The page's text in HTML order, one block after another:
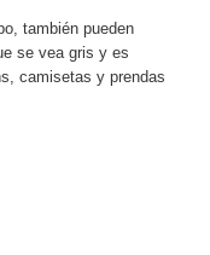
también pueden
se vea gris y es
camisetas y prendas